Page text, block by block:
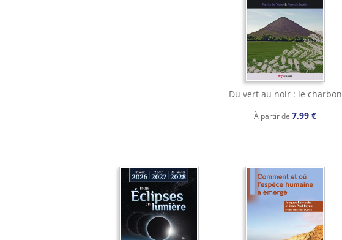
Du vert au noir : le charbon
À partir de 7,99 €